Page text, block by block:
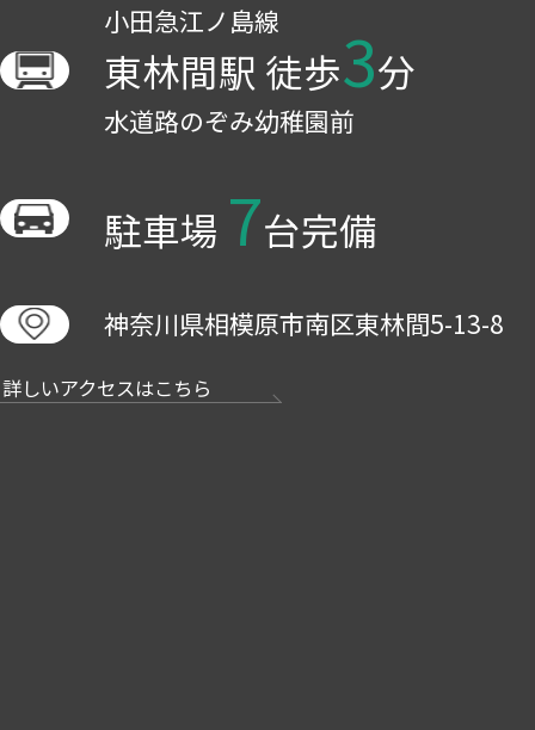
小田急江ノ島線
東林間駅 徒歩3分
水道路のぞみ幼稚園前
駐車場 7台完備
神奈川県相模原市南区東林間5-13-8
詳しいアクセスはこちら